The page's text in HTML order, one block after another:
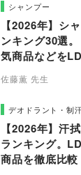
シャンプー
【2026年】シ
ンキング30選
気商品などを
佐藤薫 先生
デオドラント・制
【2026年】汗
ランキング。
商品を徹底比較